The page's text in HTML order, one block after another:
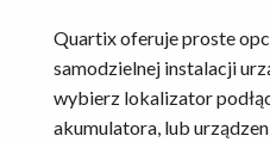
Quartix oferuje proste
samodzielnej instalacji
wybierz lokalizator
akumulatora, lub